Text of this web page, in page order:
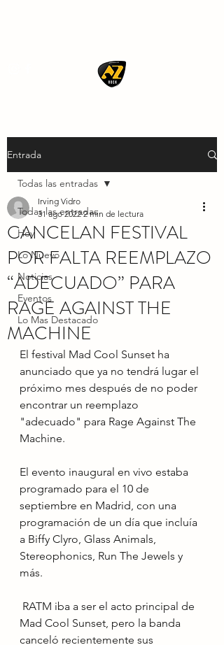
Entrada
Todas las entradas
Hoy
Lo Nuevo
Noticias
Eventos
Lo Mas Destacado
Todas las entradas
CANCELAN FESTIVAL
POR FALTA REEMPLAZO
“ADECUADO” PARA
RAGE AGAINST THE
MACHINE
Irving Vidro
31 ago 2022 2 min de lectura
El festival Mad Cool Sunset ha
anunciado que ya no tendrá lugar el
próximo mes después de no poder
encontrar un reemplazo
"adecuado" para Rage Against The
Machine.
El evento inaugural en vivo estaba
programado para el 10 de
septiembre en Madrid, con una
programación de un día que incluía
a Biffy Clyro, Glass Animals,
Stereophonics, Run The Jewels y
más.
Mad Cool Sunset, pero la banda
canceló recientemente sus